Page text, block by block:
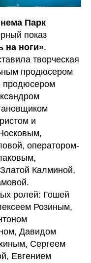
Парк
показ
на ноги».
творческая
продюсером
продюсером
и
оператором-
Калминой,
ролей: Гошей
Розиным,
Давидом
Сергеем
Евгением